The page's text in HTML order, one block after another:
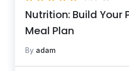
Nutrition: Build Your
Meal Plan
By adam